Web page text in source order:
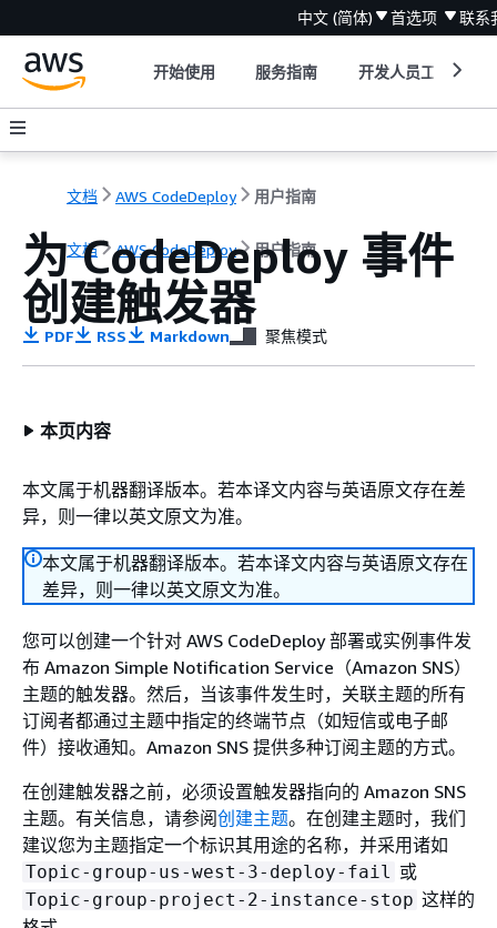
中文 (简体) 首选项 联系
开始使用 服务指南 开发人员工具
文档 AWS CodeDeploy 用户指南
文档 AWS CodeDeploy 用户指南
为 CodeDeploy 事件
创建触发器
PDF RSS Markdown 聚焦模式
本页内容
本文属于机器翻译版本。若本译文内容与英语原文存在差
异，则一律以英文原文为准。
本文属于机器翻译版本。若本译文内容与英语原文存在
差异，则一律以英文原文为准。
您可以创建一个针对 AWS CodeDeploy 部署或实例事件发
布 Amazon Simple Notification Service（Amazon SNS）
主题的触发器。然后，当该事件发生时，关联主题的所有
订阅者都通过主题中指定的终端节点（如短信或电子邮
件）接收通知。Amazon SNS 提供多种订阅主题的方式。
在创建触发器之前，必须设置触发器指向的 Amazon SNS
主题。有关信息，请参阅创建主题。在创建主题时，我们
建议您为主题指定一个标识其用途的名称，并采用诸如
Topic-group-us-west-3-deploy-fail 或
Topic-group-project-2-instance-stop 这样的